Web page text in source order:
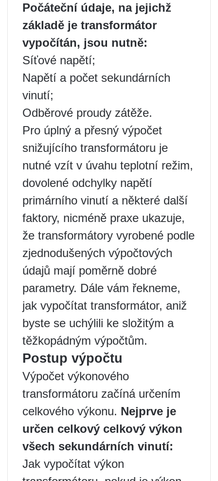
Počáteční údaje, na jejichž
základě je transformátor
vypočítán, jsou nutně:
Síťové napětí;
Napětí a počet sekundárních
vinutí;
Odběrové proudy zátěže.
Pro úplný a přesný výpočet
snižujícího transformátoru je
nutné vzít v úvahu teplotní režim,
dovolené odchylky napětí
primárního vinutí a některé další
faktory, nicméně praxe ukazuje,
že transformátory vyrobené podle
zjednodušených výpočtových
údajů mají poměrně dobré
parametry. Dále vám řekneme,
jak vypočítat transformátor, aniž
byste se uchýlili ke složitým a
těžkopádným výpočtům.
Postup výpočtu
Výpočet výkonového
transformátoru začíná určením
celkového výkonu. Nejprve je
určen celkový celkový výkon
všech sekundárních vinutí:
Jak vypočítat výkon